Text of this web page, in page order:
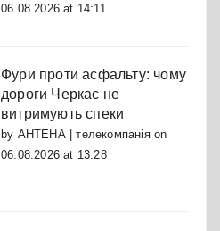
06.08.2026 at 14:11
Фури проти асфальту: чому
дороги Черкас не
витримують спеки
by АНТЕНА | телекомпаніяon
06.08.2026 at 13:28